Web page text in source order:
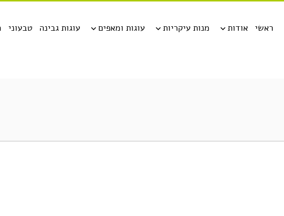
טבעוני עוגות גבינה עוגות ומאפים מנות עיקריות אודות ראשי